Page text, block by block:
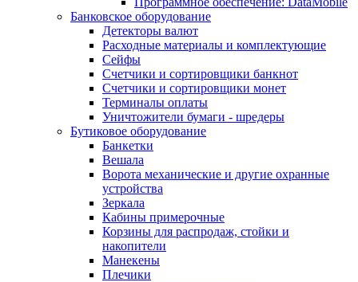
Банковское оборудование
Детекторы валют
Расходные материалы и комплектующие
Сейфы
Счетчики и сортировщики банкнот
Счетчики и сортировщики монет
Терминалы оплаты
Уничтожители бумаги - шредеры
Бутиковое оборудование
Банкетки
Вешала
Ворота механические и другие охранные
устройства
Зеркала
Кабины примерочные
Корзины для распродаж, стойки и
накопители
Манекены
Плечики